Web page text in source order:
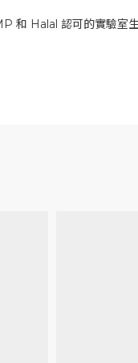
和 Halal 認可的實驗室